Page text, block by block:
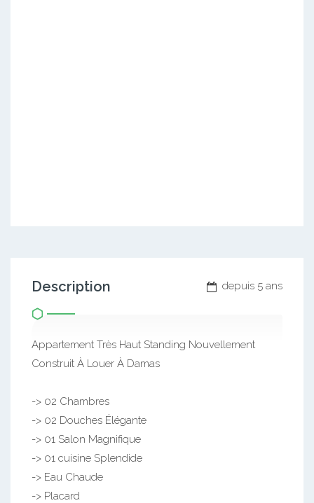
depuis 5 ans
Description
Appartement Très Haut Standing Nouvellement
Construit À Louer À Damas
-> 02 Chambres
-> 02 Douches Élégante
-> 01 Salon Magnifique
-> 01 cuisine Splendide
-> Eau Chaude
-> Placard